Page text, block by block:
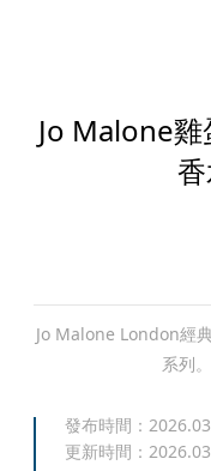
Jo Malone
Jo Malone London經
系列
發布時間：
更新時間：